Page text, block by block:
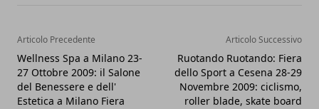
Articolo Precedente
Wellness Spa a Milano 23-
27 Ottobre 2009: il Salone
del Benessere e dell'
Estetica a Milano Fiera
Articolo Successivo
Ruotando Ruotando: Fiera
dello Sport a Cesena 28-29
Novembre 2009: ciclismo,
roller blade, skate board